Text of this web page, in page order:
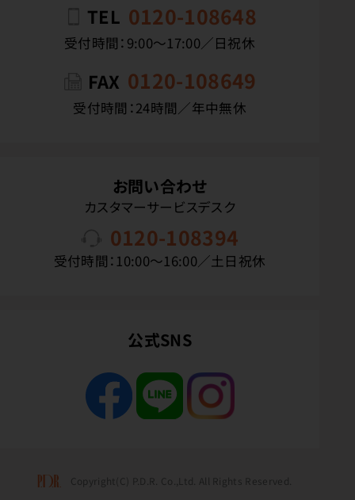
TEL 0120-108648
受付時間：9:00〜17:00／日祝休
FAX 0120-108649
受付時間：24時間／年中無休
お問い合わせ
カスタマーサービスデスク
0120-108394
受付時間：10:00〜16:00／土日祝休
公式SNS
Copyright(C) P.D.R. Co.,Ltd. All Rights Reserved.